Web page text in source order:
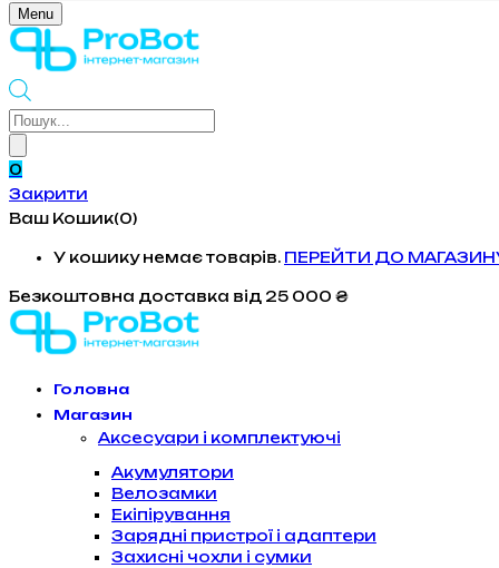
Menu
Products
0
Закрити
Ваш Кошик(0)
У кошику немає товарів. ПЕРЕЙТИ ДО
Безкоштовна доставка від 25 000 ₴
Головна
Магазин
Аксесуари і комплектуючі
Акумулятори
Велозамки
Екіпірування
Зарядні пристрої і адаптери
Захисні чохли і сумки